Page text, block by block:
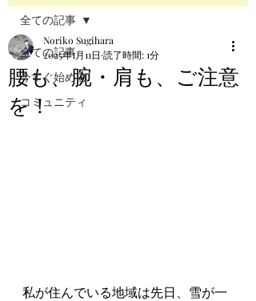
全ての記事
今すぐ始める
コミュニティ
全ての記事
腰も、腕・肩も、ご注意
を！
Noriko Sugihara
2025年1月11日 読了時間: 1分
私が住んでいる地域は先日、雪が一